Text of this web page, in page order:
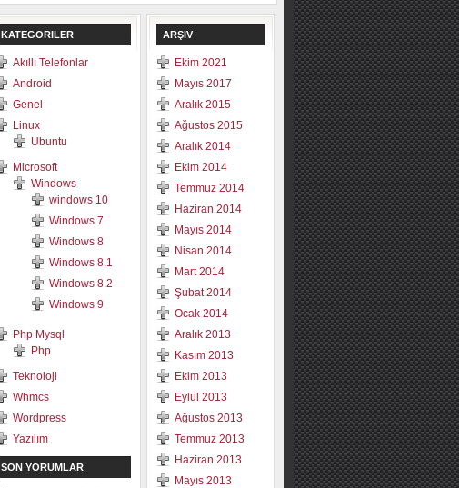
KATEGORILER
Akıllı Telefonlar
Android
Genel
Linux
Ubuntu
Microsoft
Windows
windows 10
Windows 7
Windows 8
Windows 8.1
Windows 8.2
Windows 9
Php Mysql
Php
Teknoloji
Whmcs
Wordpress
Yazılım
SON YORUMLAR
ARŞIV
Ekim 2021
Mayıs 2017
Aralık 2015
Ağustos 2015
Aralık 2014
Ekim 2014
Temmuz 2014
Haziran 2014
Mayıs 2014
Nisan 2014
Mart 2014
Şubat 2014
Ocak 2014
Aralık 2013
Kasım 2013
Ekim 2013
Eylül 2013
Ağustos 2013
Temmuz 2013
Haziran 2013
Mayıs 2013